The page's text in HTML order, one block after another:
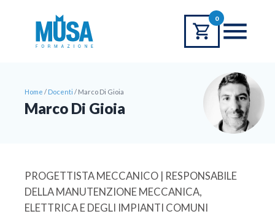
0
Home / Docenti / Marco Di Gioia
Marco Di Gioia
PROGETTISTA MECCANICO | RESPONSABILE
DELLA MANUTENZIONE MECCANICA,
ELETTRICA E DEGLI IMPIANTI COMUNI